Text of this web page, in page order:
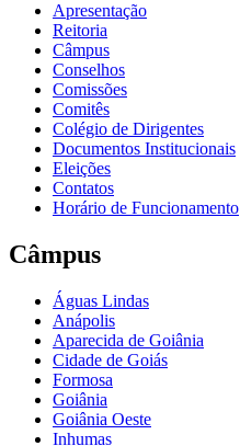
Apresentação
Reitoria
Câmpus
Conselhos
Comissões
Comitês
Colégio de Dirigentes
Documentos Institucionais
Eleições
Contatos
Horário de Funcionamento
Câmpus
Águas Lindas
Anápolis
Aparecida de Goiânia
Cidade de Goiás
Formosa
Goiânia
Goiânia Oeste
Inhumas